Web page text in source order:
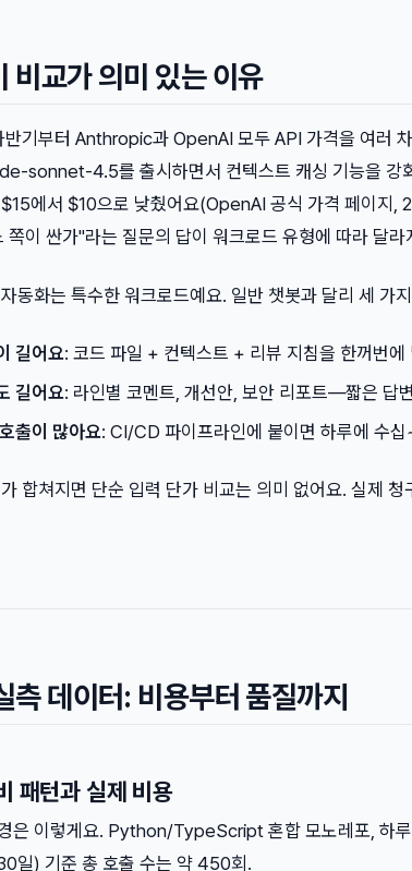
비교가 의미 있는 이유
기부터 Anthropic과 OpenAI 모두 API 가격을 여러
sonnet-4.5를 출시하면서 컨텍스트 캐싱 기능을
에서 $10으로 낮췄어요(OpenAI 공식 가격 페이지,
쪽이 싼가"라는 질문의 답이 워크로드 유형에 따라 달라
동화는 특수한 워크로드예요. 일반 챗봇과 달리 세 가
길어요: 코드 파일 + 컨텍스트 + 리뷰 지침을 한꺼번에
길어요: 라인별 코멘트, 개선안, 보안 리포트—짧은 답
출이 많아요: CI/CD 파이프라인에 붙이면 하루에 수
합쳐지면 단순 입력 단가 비교는 의미 없어요. 실제
측 데이터: 비용부터 품질까지
패턴과 실제 비용
은 이렇게요. Python/TypeScript 혼합 모노레포, 하
일) 기준 총 호출 수는 약 450회.